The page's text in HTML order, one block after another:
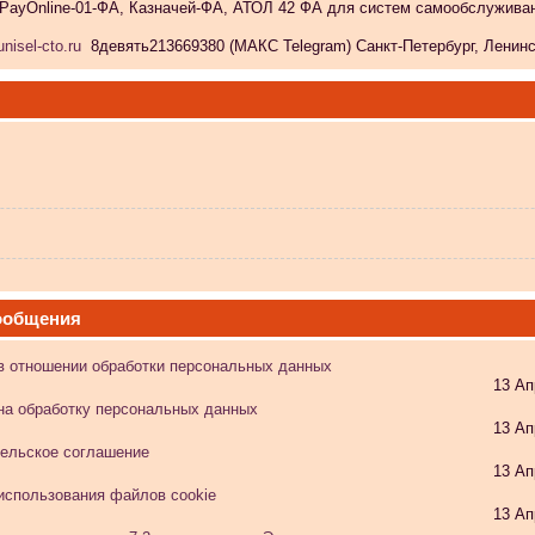
01-ФА, Казначей-ФА, АТОЛ 42 ФА для систем
cto.ru8девять213669380 (МАКС Telegram) Санкт-Петербург,
видит?
отношении обработки персональных данных
13
обработку персональных данных
13
соглашение
13
файлов cookie
13